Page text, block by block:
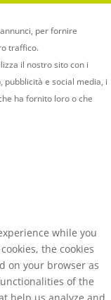
per fornire
traffico.
il nostro sito con i
pubblicità e social media, i
ha fornito loro o che
while you
the cookies
on your browser as
of the